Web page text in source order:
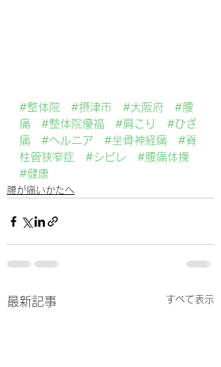
#整体院 #摂津市 #大阪府
#腰
痛
#整体院優福 #肩こり
#ひざ
痛
#ヘルニア #坐骨神経痛
#脊
柱管狭窄症
#シビレ
#腰痛体操
#健康
腰が痛いかたへ
最新記事 すべて表示